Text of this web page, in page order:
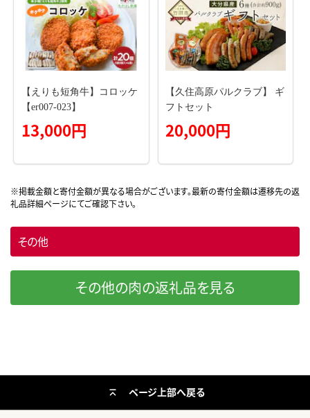
【えりも短角牛】コロッケ
【er007-023】
13,000円
【久住高原パルクラブ】 ギ
フトセット
20,000円
その他
その他の肉の返礼品を見る
ページ上部へ戻る